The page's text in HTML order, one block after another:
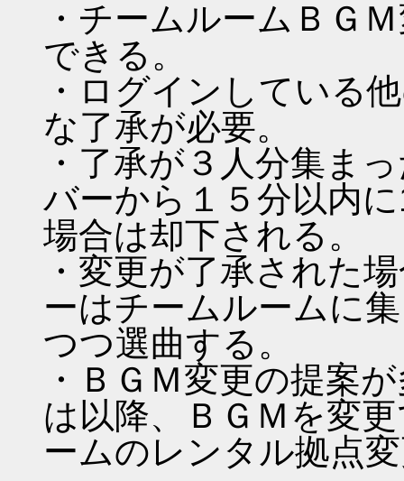
・チームルームＢＧ
できる。
・ログインしている
な了承が必要。
・了承が３人分集ま
バーから１５分以内
場合は却下される。
・変更が了承された
ーはチームルームに
つつ選曲する。
・ＢＧＭ変更の提案
は以降、ＢＧＭを変
ームのレンタル拠点